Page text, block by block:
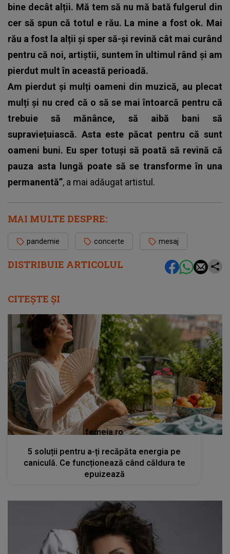
DISTRIBUIE ARTICOLUL
bine decât alții. Mă tem să nu mă bată fulgerul din
cer să spun că totul e rău. La mine a fost ok. Mai
rău a fost la alții și sper să-și revină cât mai curând
pentru că noi, artiștii, suntem în ultimul rând și am
pierdut mult în această perioadă.
Am pierdut și mulți oameni din muzică, au plecat
mulți și nu cred că o să se mai întoarcă pentru că
trebuie să mănânce, să aibă bani să
supraviețuiască. Asta este păcat pentru că sunt
oameni buni. Eu sper totuși să poată să revină că
pauza asta lungă poate să se transforme în una
permanentă”, a mai adăugat artistul.
MAI MULTE DESPRE:
pandemie concerte mesaj
CITEȘTE ȘI
femeia.ro
5 soluții pentru a-ți recăpăta energia pe
caniculă. Ce funcționează când căldura te
epuizează